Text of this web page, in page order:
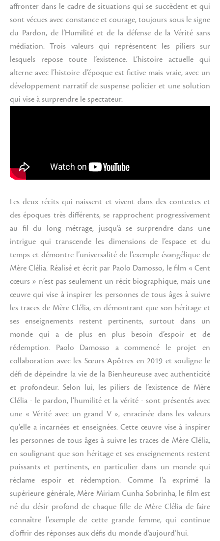
affronter dans le cadre de situations qui se succèdent et qui
sont vécues avec constance et courage, toujours sous le signe
du Pardon, de l’Humilité et de la défense de la Vérité sans
médiation. Trois valeurs qui représentent les piliers sur
lesquels repose toute l’existence. L’histoire actuelle qui
alterne avec l’histoire d’époque est fictive mais vraie, avec un
développement narratif de suspense policier et une solution
qui vise à surprendre le spectateur.
Les deux récits qui naissent et vivent dans des contextes et
des époques très différents, se rapprochent progressivement
au fil du long métrage, jusqu’à se surprendre dans une
intrigue qui transcende les dimensions de l’espace et du
temps et démontre l’universalité de l’exemple évangélique de
Mère Clélia. Réalisé et écrit par Paolo Damosso, le film « Cent
cœurs » n’est pas seulement un récit biographique, mais une
œuvre qui vise à inspirer les personnes de tous âges à suivre
les traces de Mère Clélia, en démontrant que son héritage et
ses enseignements restent pertinents, surtout dans un
monde qui a de plus en plus besoin d’espoir et de
rédemption. Paolo Damosso a commencé le projet en
collaboration avec les Sœurs Apôtres en 2019 et souligne le
défi de dépeindre la vie de la Bienheureuse avec authenticité
et profondeur. Selon lui, les piliers de l’existence de Mère
Clélia - le pardon, l’humilité et la vérité - sont présentés avec
une « Vérité avec un grand V », enracinée dans les valeurs
qu’elle a incarnées et enseignées. Cette œuvre vise à inspirer
les personnes de tous âges à suivre les traces de Mère Clélia,
en soulignant que son héritage et ses enseignements restent
puissants et pertinents, en particulier dans un monde qui
réclame espoir et rédemption. Comme l’a exprimé la
supérieure générale, Mère Miriam Cunha Sobrinha, le film est
né du désir profond de chaque fille de Mère Clélia de faire
connaître l’exemple de cette grande femme, qui continue
d’offrir des réponses aux défis du monde d’aujourd’hui.